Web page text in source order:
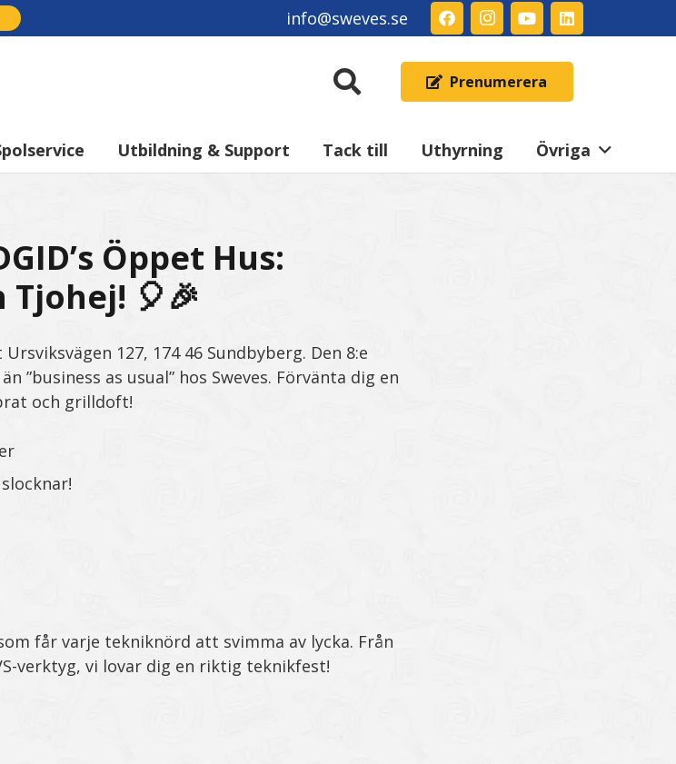
info@sweves.se
Prenumerera
Utbildning & Support Tack till Uthyrning Övriga
Öppet Hus:
🎈🎉
127, 174 46 Sundbyberg. Den 8:e
”business as usual” hos Sweves. Förvänta dig en
och grilldoft!
får varje tekniknörd att svimma av lycka. Från
verktyg, vi lovar dig en riktig teknikfest!